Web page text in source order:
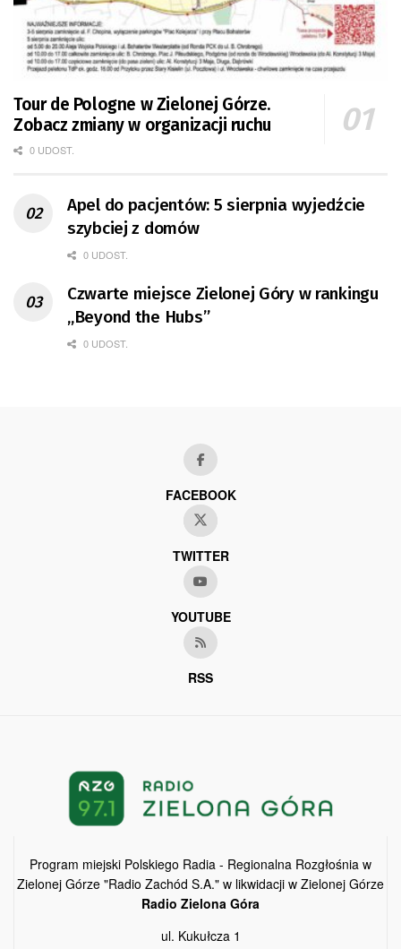
Tour de Pologne w Zielonej Górze.
Zobacz zmiany w organizacji ruchu
0 UDOST.
Apel do pacjentów: 5 sierpnia wyjedźcie
szybciej z domów
0 UDOST.
Czwarte miejsce Zielonej Góry w rankingu
„Beyond the Hubs”
0 UDOST.
FACEBOOK
TWITTER
YOUTUBE
RSS
Program miejski Polskiego Radia - Regionalna Rozgłośnia w
Zielonej Górze "Radio Zachód S.A." w likwidacji w Zielonej Górze
Radio Zielona Góra
ul. Kukułcza 1